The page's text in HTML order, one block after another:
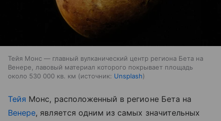
Тейя Монс — главный вулканический центр региона Бета на
Венере, лавовый материал которого покрывает площадь
около 530 000 кв. км
источник: Unsplash
Тейя Монс, расположенный в регионе Бета на
Венере, является одним из самых значительных